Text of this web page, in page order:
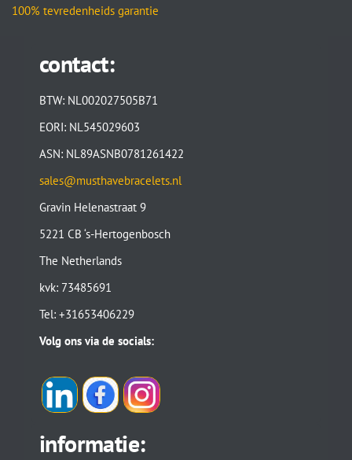
100% tevredenheids garantie
contact:
BTW: NL002027505B71
EORI: NL545029603
ASN: NL89ASNB0781261422
sales@musthavebracelets.nl
Gravin Helenastraat 9
5221 CB ‘s-Hertogenbosch
The Netherlands
kvk: 73485691
Tel: +31653406229
Volg ons via de socials:
informatie: